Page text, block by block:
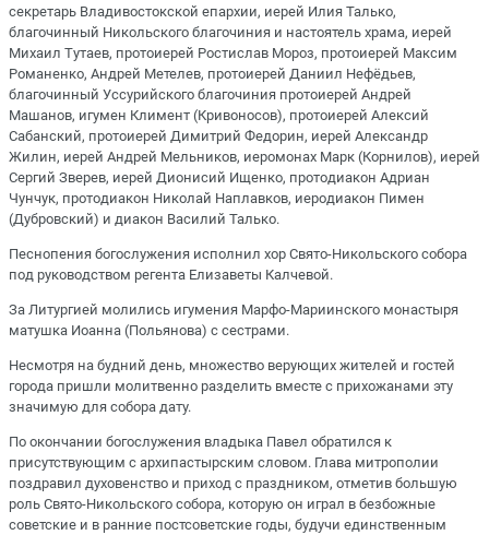
секретарь Владивостокской епархии, иерей Илия Талько,
благочинный Никольского благочиния и настоятель храма, иерей
Михаил Тутаев, протоиерей Ростислав Мороз, протоиерей Максим
Романенко, Андрей Метелев, протоиерей Даниил Нефёдьев,
благочинный Уссурийского благочиния протоиерей Андрей
Машанов, игумен Климент (Кривоносов), протоиерей Алексий
Сабанский, протоиерей Димитрий Федорин, иерей Александр
Жилин, иерей Андрей Мельников, иеромонах Марк (Корнилов), иерей
Сергий Зверев, иерей Дионисий Ищенко, протодиакон Адриан
Чунчук, протодиакон Николай Наплавков, иеродиакон Пимен
(Дубровский) и диакон Василий Талько.
Песнопения богослужения исполнил хор Свято-Никольского собора
под руководством регента Елизаветы Калчевой.
За Литургией молились игумения Марфо-Мариинского монастыря
матушка Иоанна (Польянова) с сестрами.
Несмотря на будний день, множество верующих жителей и гостей
города пришли молитвенно разделить вместе с прихожанами эту
значимую для собора дату.
По окончании богослужения владыка Павел обратился к
присутствующим с архипастырским словом. Глава митрополии
поздравил духовенство и приход с праздником, отметив большую
роль Свято-Никольского собора, которую он играл в безбожные
советские и в ранние постсоветские годы, будучи единственным